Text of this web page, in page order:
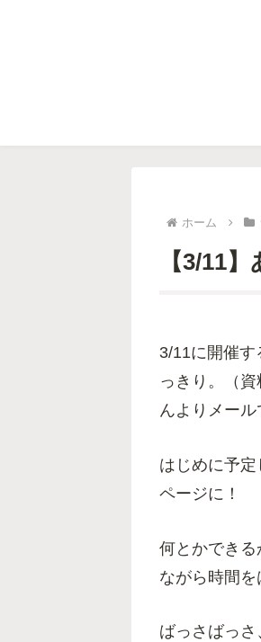
ホーム
【3/11
3/11に開催
っきり。（
んよりメー
はじめに予
ページに！
何とかでき
ながら時間を
ばっさばっさ